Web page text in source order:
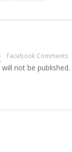
Facebook Comments
not be published.